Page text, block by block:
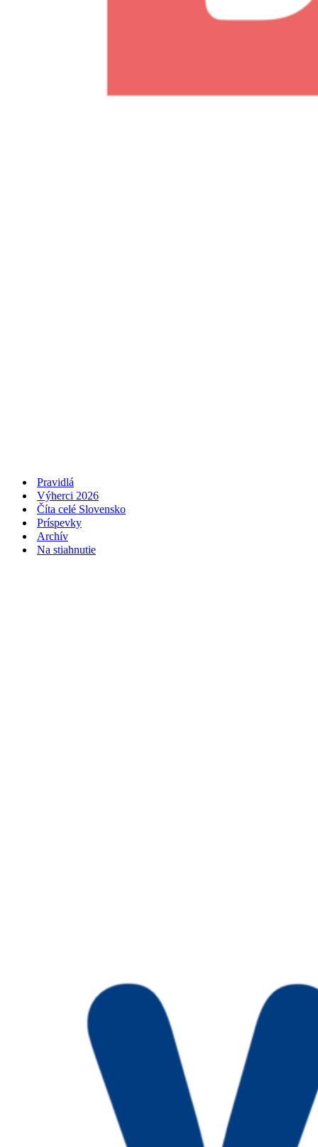
Pravidlá
Výherci 2026
Číta celé Slovensko
Príspevky
Archív
Na stiahnutie